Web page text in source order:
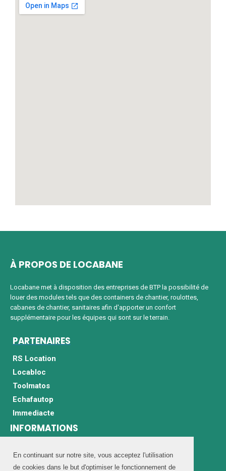
En continuant sur notre site, vous acceptez l'utilisation
de cookies dans le but d'optimiser le fonctionnement de
À PROPOS DE LOCABANE
Locabane met à disposition des entreprises de BTP la possibilité de
louer des modules tels que des containers de chantier, roulottes,
cabanes de chantier, sanitaires afin d'apporter un confort
supplémentaire pour les équipes qui sont sur le terrain.
PARTENAIRES
RS Location
Locabloc
Toolmatos
Echafautop
Immediacte
INFORMATIONS
Politique de protection des données
Informations sur les cookies